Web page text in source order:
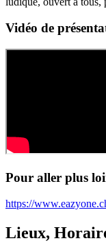
Vidéo de
Pour aller plus
https://
Lieux,